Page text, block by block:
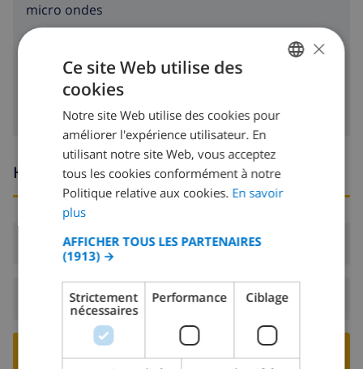
micro ondes
machine à laver
Heures d'arrivée et de départ
Arrivée:De 16:00 avant 19:00
Départ:Avant: 10:00
RESERVER CETTE VILLA ›
DUTCH
SPANISH
GERMAN
DANISH
×
Ce site Web utilise des
cookies
Notre site Web utilise des cookies pour
améliorer l'expérience utilisateur. En
utilisant notre site Web, vous acceptez
tous les cookies conformément à notre
Politique relative aux cookies. En savoir
plus
AFFICHER TOUS LES PARTENAIRES
(1913) →
Strictement
nécessaires
Performance Ciblage